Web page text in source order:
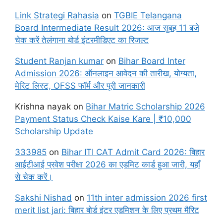
Link Strategi Rahasia on TGBIE Telangana
Board Intermediate Result 2026: आज सुबह 11 बजे
चेक करें तेलंगाना बोर्ड इंटरमीडिएट का रिजल्ट
Student Ranjan kumar on Bihar Board Inter
Admission 2026: ऑनलाइन आवेदन की तारीख, योग्यता,
मेरिट लिस्ट, OFSS फॉर्म और पूरी जानकारी
Krishna nayak on Bihar Matric Scholarship 2026
Payment Status Check Kaise Kare | ₹10,000
Scholarship Update
333985 on Bihar ITI CAT Admit Card 2026: बिहार
आईटीआई प्रवेश परीक्षा 2026 का एडमिट कार्ड हुआ जारी, यहाँ
से चेक करें।
Sakshi Nishad on 11th inter admission 2026 first
merit list jari: बिहार बोर्ड इंटर एडमिशन के लिए प्रथम मैरिट